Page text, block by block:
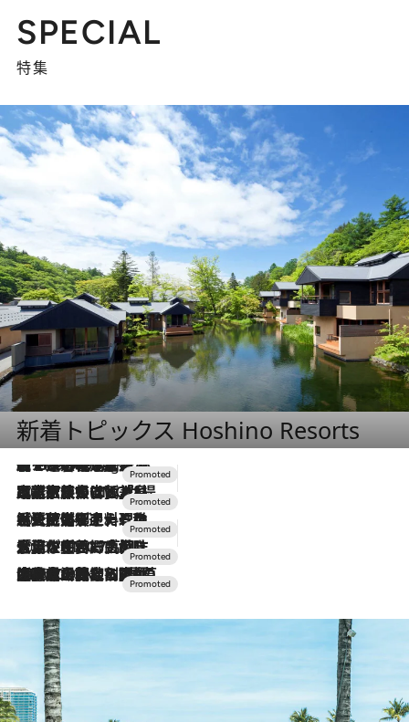
SPECIAL
特集
新着トピックス Hoshino Resorts
10 Hours Ago
【トンボの足水浴】ヒノキの香りに包まれて涼感マックス！約13℃の湧水かけ流しを避暑地「星野温泉 トンボの湯」で体験
2026.7.31
【ホテル帰省】という選択肢をOMOが提案。家族とほどよい距離を保つには「昼は実家、夜は気兼ねなくホテルで！」
2026.7.24
【夏限定ディナーコース】旬を迎える稚鮎や花ズッキーニなどをイタリア・トスカーナの郷土料理の手法で満喫！
2026.7.17
「土佐和ハーブかき氷」がOMO7高知に登場！生姜、山椒、大葉など目にも舌にも涼を呼ぶ郷土の味
2026.7.10
NEW OPEN！【界 草津】名湯の地に誕生。趣の異なる2種の温泉と上州ならではの会席・蕎麦割烹など美食を味わう究極の癒やし旅